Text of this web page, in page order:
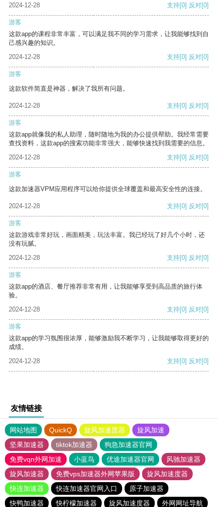
2024-12-28
支持[0] 反对[0]
游客
这款app的课程非常丰富，可以满足我不同的学习需求，让我能够找到自
己感兴趣的知识。
2024-12-28
支持[0] 反对[0]
游客
这款软件简直是神器，解决了我所有问题。
2024-12-28 支持[0] 反对[0]
游客
这款app就像我的私人助理，随时随地为我的办公提供帮助。我经常需要
查找资料，这款app的搜索功能非常强大，能够快速找到我需要的信息。
2024-12-28
支持[0] 反对[0]
游客
这款加速器VPM应用程序可以给你提供全球覆盖和最高安全性的连接。
2024-12-28 支持[0] 反对[0]
游客
这款游戏非常好玩，画面精美，玩法丰富。我已经玩了好几个小时，还
没有玩腻。
2024-12-28
支持[0] 反对[0]
游客
这款app的酒店、餐厅推荐非常有用，让我能够享受到高品质的旅行体
验。
2024-12-28
支持[0] 反对[0]
游客
这款app的学习氛围很浓厚，能够激励我不断学习，让我能够取得更好的
成绩。
2024-12-28
支持[0] 反对[0]
友情链接
网站地图 QuickQ 旋风加速度器
旋风加速
坚果加速器
tiktok加速器
狗急加速器官网
免费vqn外网加速
小蓝鸟 优途加速器官网
风驰加速器
旋风加速器
免费vps加速器外网苹果版
旋风加速度器
快连加速器
快连加速器官网入口
原子加速器
快鸭加速器
快柠檬加速器 旋风加速度器 外网网址导航